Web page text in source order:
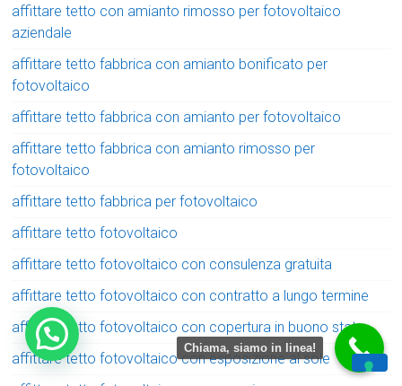
affittare tetto con amianto rimosso per fotovoltaico
aziendale
affittare tetto fabbrica con amianto bonificato per
fotovoltaico
affittare tetto fabbrica con amianto per fotovoltaico
affittare tetto fabbrica con amianto rimosso per
fotovoltaico
affittare tetto fabbrica per fotovoltaico
affittare tetto fotovoltaico
affittare tetto fotovoltaico con consulenza gratuita
affittare tetto fotovoltaico con contratto a lungo termine
affittare tetto fotovoltaico con copertura in buono stato
affittare tetto fotovoltaico con esposizione al sole
Chiama, siamo in linea!